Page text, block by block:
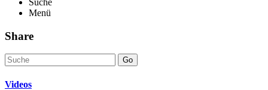
Menü
Share
Go
Videos